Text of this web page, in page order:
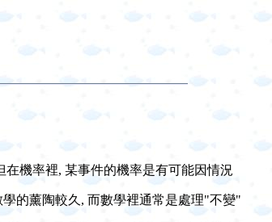
機率裡, 某事件的機率是有可能因情況
的薰陶較久, 而數學裡通常是處理"不變"